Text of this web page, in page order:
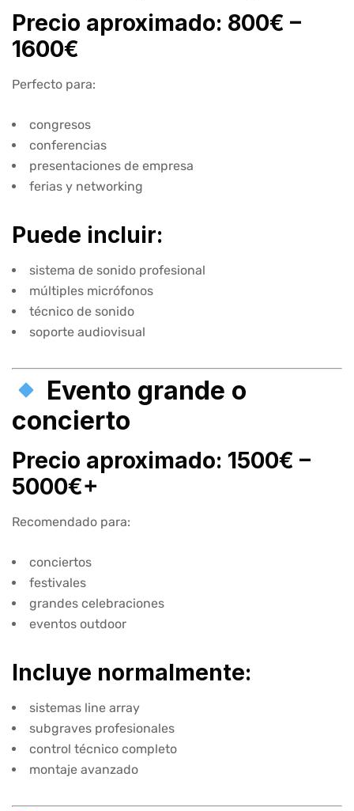
Precio aproximado: 800€ –
1600€
Perfecto para:
congresos
conferencias
presentaciones de empresa
ferias y networking
Puede incluir:
sistema de sonido profesional
múltiples micrófonos
técnico de sonido
soporte audiovisual
Evento grande o
concierto
Precio aproximado: 1500€ –
5000€+
Recomendado para:
conciertos
festivales
grandes celebraciones
eventos outdoor
Incluye normalmente:
sistemas line array
subgraves profesionales
control técnico completo
montaje avanzado